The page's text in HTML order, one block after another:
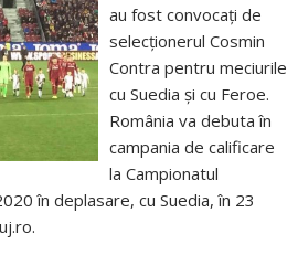
au fost convocaţi de
selecţionerul Cosmin
Contra pentru meciurile
cu Suedia şi cu Feroe.
România va debuta în
campania de calificare
la Campionatul
în deplasare, cu Suedia, în 23